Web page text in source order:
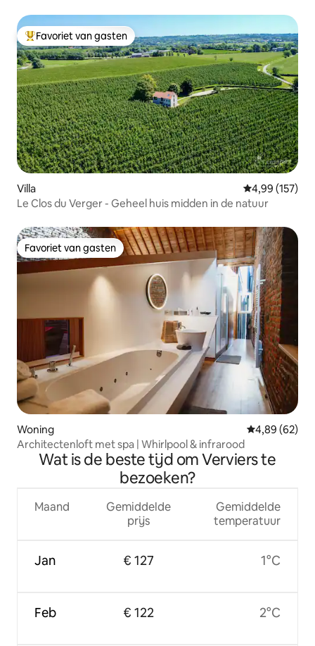
Topfavoriet van gasten
Favoriet van gasten
Villa Gemiddelde
4,99 (157)
Le Clos du Verger - Geheel huis midden in de natuur
Favoriet van gasten
Favoriet van gasten
Woning Gemiddelde
4,89 (62)
Architectenloft met spa | Whirlpool & infrarood
Wat is de beste tijd om Verviers te
bezoeken?
Maand
Jan
Feb
Gemiddelde
prijs
€ 127
€ 122
Gemiddelde
temperatuur
1°C
2°C